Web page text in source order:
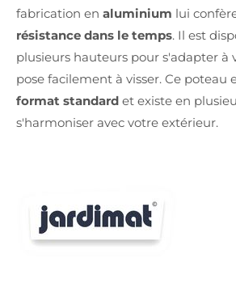
fabrication en aluminium lui
résistance dans le temps. Il est
plusieurs hauteurs pour s'adapter à
pose facilement à visser. Ce poteau
format standard et existe en
s'harmoniser avec votre extérieur.